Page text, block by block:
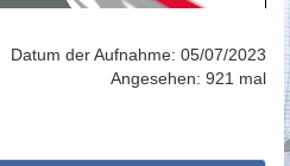
Datum der Aufnahme: 05/07/2023
Angesehen: 921 mal